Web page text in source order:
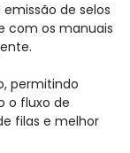
de selos
com os manuais
permitindo
o fluxo de
filas e melhor